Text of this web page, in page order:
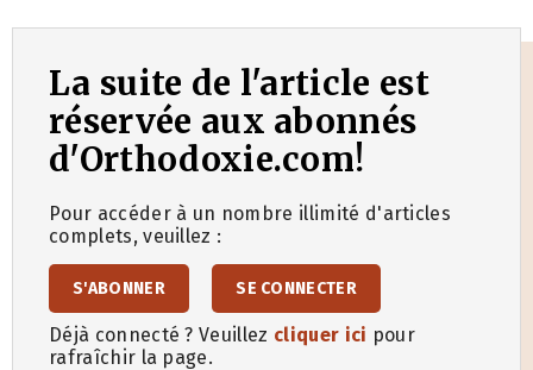
La suite de l'article est
réservée aux abonnés
d'Orthodoxie.com!
Pour accéder à un nombre illimité d'articles
complets, veuillez :
S'ABONNER SE CONNECTER
Déjà connecté ? Veuillez cliquer ici pour
rafraîchir la page.